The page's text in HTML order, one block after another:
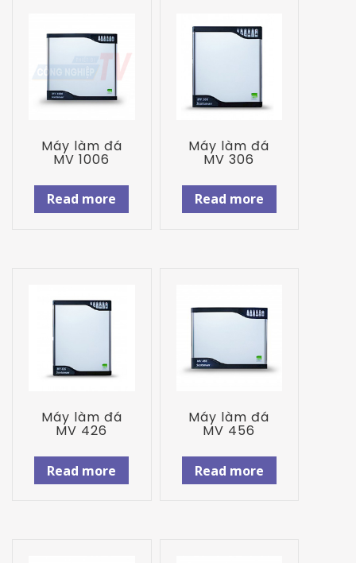
Máy làm đá
MV 1006
Read more
Máy làm đá
MV 306
Read more
Máy làm đá
MV 426
Read more
Máy làm đá
MV 456
Read more